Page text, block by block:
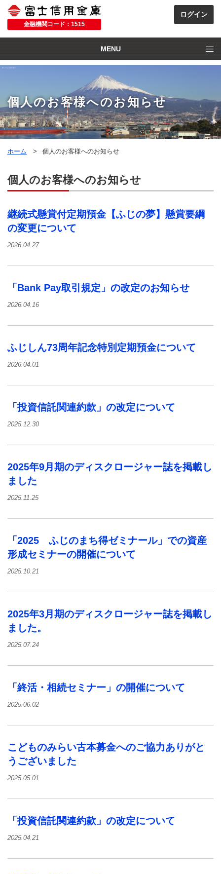
金融機関コード：1515
MENU
個人のお客様へのお知らせ
ホーム 個人のお客様へのお知らせ
個人のお客様へのお知らせ
継続式懸賞付定期預金【ふじの夢】懸賞要綱
の変更について
2026.04.27
「Bank Pay取引規定」の改定のお知らせ
2026.04.16
ふじしん73周年記念特別定期預金について
2026.04.01
「投資信託関連約款」の改定について
2025.12.30
2025年9月期のディスクロージャー誌を掲載し
ました
2025.11.25
「2025 ふじのまち得ゼミナール」での資産
形成セミナーの開催について
2025.10.21
2025年3月期のディスクロージャー誌を掲載し
ました。
2025.07.24
「終活・相続セミナー」の開催について
2025.06.02
こどものみらい古本募金へのご協力ありがと
うございました
2025.05.01
「投資信託関連約款」の改定について
2025.04.21